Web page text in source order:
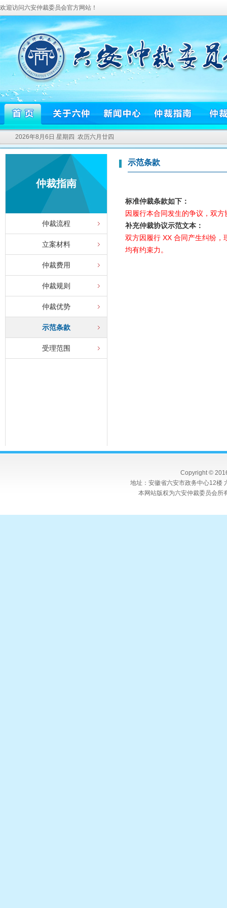
欢迎访问六安仲裁委员会官方网站！
2026年8月6日 星期四 农历六月廿四
仲裁指南
仲裁流程
立案材料
仲裁费用
仲裁规则
仲裁优势
示范条款
受理范围
示范条款
标准仲裁条款如下：
因履行本合同发生的争议，双
补充仲裁协议示范文本：
双方因履行 XX 合同产生纠纷
均有约束力。
Copyright ©
地址：安徽省六安市政务中心12
本网站版权为六安仲裁委员会